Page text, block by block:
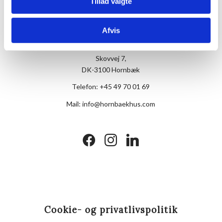
Afvis
Hotel Hornbækhus
Skovvej 7,
DK-3100 Hornbæk
Telefon: +45 49 70 01 69
Mail:info@hornbaekhus.com
facebookinstagramlinkedin
Cookie- og privatlivspolitik